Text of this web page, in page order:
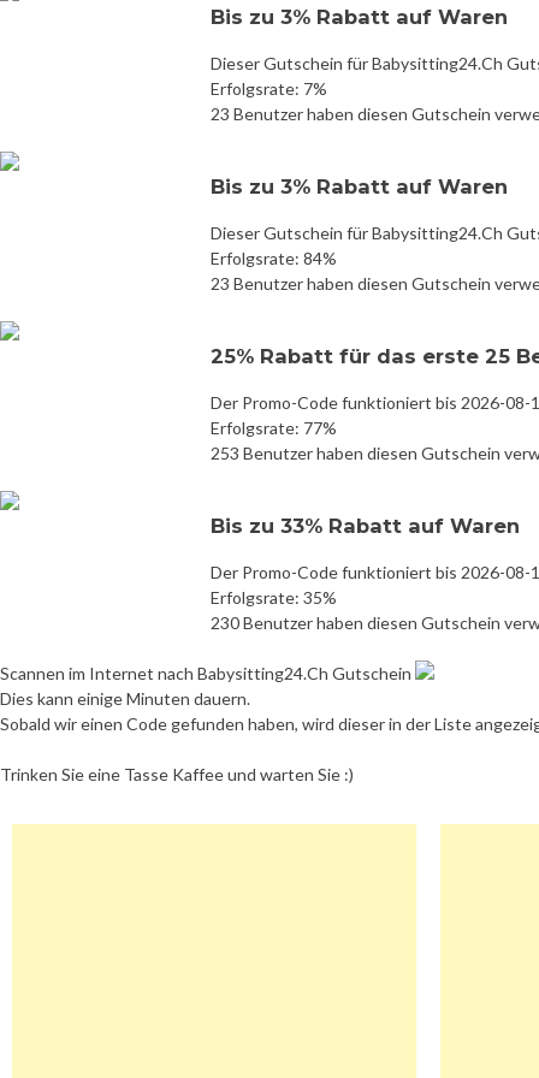
Bis zu 3% Rabatt auf Waren
Dieser Gutschein für Babysitting24.Ch
Erfolgsrate: 7%
23 Benutzer haben diesen Gutschein
Bis zu 3% Rabatt auf Waren
Dieser Gutschein für Babysitting24.Ch
Erfolgsrate: 84%
23 Benutzer haben diesen Gutschein
25% Rabatt für das erste 25
Der Promo-Code funktioniert bis 2026-08-
Erfolgsrate: 77%
253 Benutzer haben diesen Gutschein
Bis zu 33% Rabatt auf Waren
Der Promo-Code funktioniert bis 2026-08-
Erfolgsrate: 35%
230 Benutzer haben diesen Gutschein
Scannen im Internet nach Babysitting24.Ch Gutschein
Dies kann einige Minuten dauern.
Sobald wir einen Code gefunden haben, wird dieser in der Liste
Trinken Sie eine Tasse Kaffee und warten Sie :)